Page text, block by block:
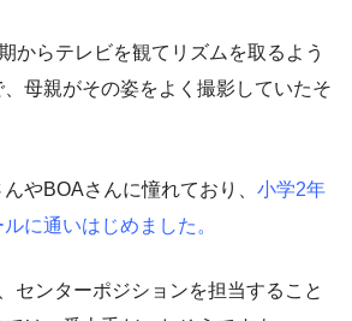
からテレビを観てリズムを取るよう
母親がその姿をよく撮影していたそ
やBOAさんに憧れており、 小学2年
に通いはじめました。
センターポジションを担当すること